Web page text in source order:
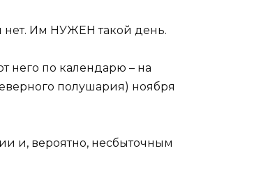
нет. Им НУЖЕН такой день.
него по календарю – на
полушария) ноября
и, вероятно, несбыточным